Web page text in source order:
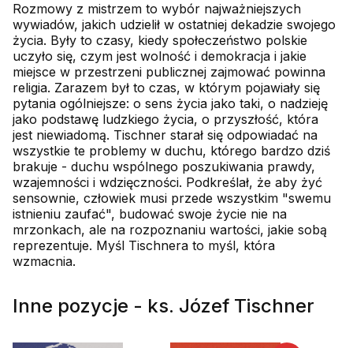
Rozmowy z mistrzem to wybór najważniejszych
wywiadów, jakich udzielił w ostatniej dekadzie swojego
życia. Były to czasy, kiedy społeczeństwo polskie
uczyło się, czym jest wolność i demokracja i jakie
miejsce w przestrzeni publicznej zajmować powinna
religia. Zarazem był to czas, w którym pojawiały się
pytania ogólniejsze: o sens życia jako taki, o nadzieję
jako podstawę ludzkiego życia, o przyszłość, która
jest niewiadomą. Tischner starał się odpowiadać na
wszystkie te problemy w duchu, którego bardzo dziś
brakuje - duchu wspólnego poszukiwania prawdy,
wzajemności i wdzięczności. Podkreślał, że aby żyć
sensownie, człowiek musi przede wszystkim "swemu
istnieniu zaufać", budować swoje życie nie na
mrzonkach, ale na rozpoznaniu wartości, jakie sobą
reprezentuje. Myśl Tischnera to myśl, która
wzmacnia.
Inne pozycje - ks. Józef Tischner